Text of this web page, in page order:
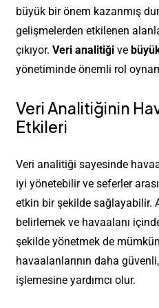
büyük bir önem kazanmış
gelişmelerden etkilenen
çıkıyor. Veri analitiğive
yönetiminde önemli rol
Veri Analitiğinin
Etkileri
Veri analitiği sayesinde
iyi yönetebilir ve seferler
etkin bir şekilde sağlayabilir.
belirlemek ve havaalanı
şekilde yönetmek de
havaalanlarının daha
işlemesine yardımcı olur.